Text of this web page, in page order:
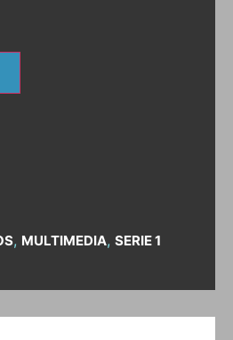
, MULTIMEDIA, SERIE 1